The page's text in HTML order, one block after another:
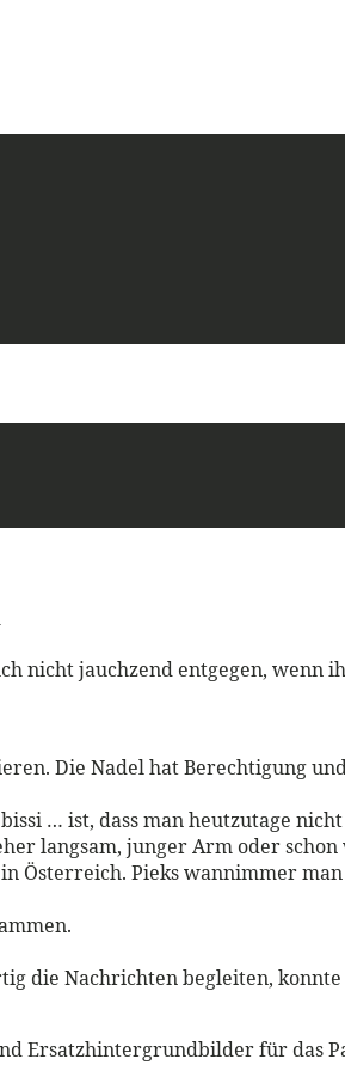
nicht jauchzend entgegen,
Die Nadel hat Berechtigung
… ist, dass man heutzutage
langsam, junger Arm oder
Österreich. Pieks wannimmer man
die Nachrichten begleiten,
Ersatzhintergrundbilder für das